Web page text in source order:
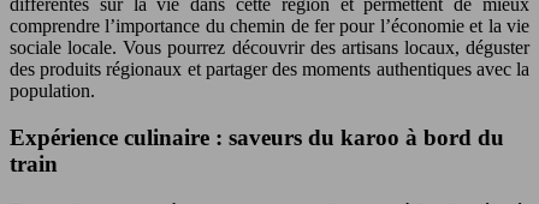
différentes sur la vie dans cette région et permettent de mieux
comprendre l’importance du chemin de fer pour l’économie et la vie
sociale locale. Vous pourrez découvrir des artisans locaux, déguster
des produits régionaux et partager des moments authentiques avec la
population.
Expérience culinaire : saveurs du karoo à bord du
train